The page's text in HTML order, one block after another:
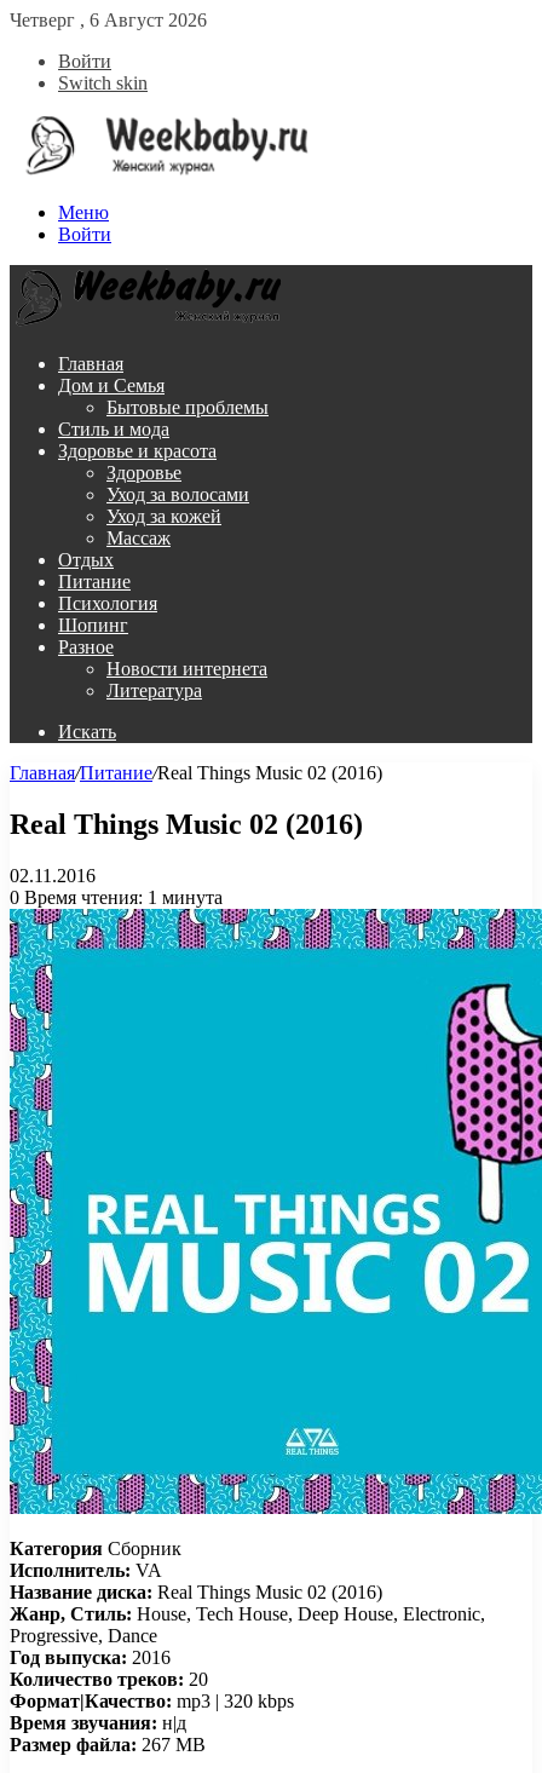
Четверг , 6 Август 2026
Войти
Switch skin
Меню
Войти
Главная
Дом и Семья
Бытовые проблемы
Стиль и мода
Здоровье и красота
Здоровье
Уход за волосами
Уход за кожей
Массаж
Отдых
Питание
Психология
Шопинг
Разное
Новости интернета
Литература
Искать
Главная/Питание/Real Things Music 02 (2016)
Real Things Music 02 (2016)
02.11.2016
0 Время чтения: 1 минута
Категория Сборник
Исполнитель: VA
Название диска: Real Things Music 02 (2016)
Жанр, Стиль: House, Tech House, Deep House, Electronic,
Progressive, Dance
Год выпуска: 2016
Количество треков: 20
Формат|Качество: mp3 | 320 kbps
Время звучания: н|д
Размер файла: 267 MB